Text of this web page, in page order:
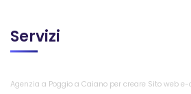
Servizi
Agenzia a Poggio a Caiano per creare Sito web